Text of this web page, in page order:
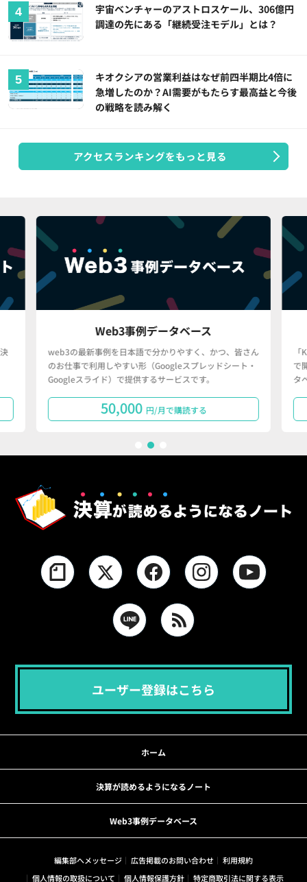
宇宙ベンチャーのアストロスケール、306億円
調達の先にある「継続受注モデル」とは？
キオクシアの営業利益はなぜ前四半期比4倍に
急増したのか？AI需要がもたらす最高益と今後
の戦略を読み解く
アクセスランキングをもっと見る
Web3事例データベース
web3の最新事例を日本語で分かりやすく、かつ、皆さん
のお仕事で利用しやすい形（Googleスプレッドシート・
Googleスライド）で提供するサービスです。
50,000 円/月で購読する
で
タ
ユーザー登録はこちら
ホーム
決算が読めるようになるノート
Web3事例データベース
編集部へメッセージ 広告掲載のお問い合わせ
利用規約
個人情報の取扱について
個人情報保護方針 特定商取引法に関する表示